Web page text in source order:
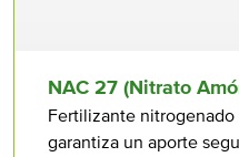
NAC 27 (Nitrato
Fertilizante
garantiza un aporte